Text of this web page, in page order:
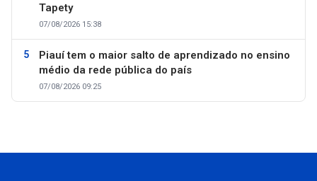
Tapety
07/08/2026 15:38
Piauí tem o maior salto de aprendizado no ensino
médio da rede pública do país
07/08/2026 09:25